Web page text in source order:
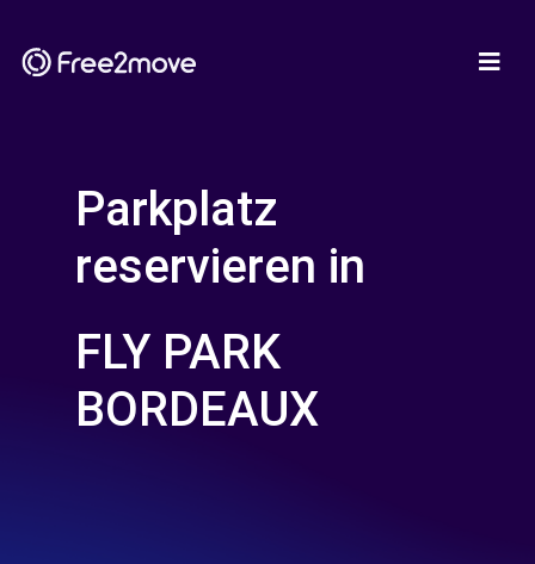
Parkplatz
reservieren in
FLY PARK
BORDEAUX